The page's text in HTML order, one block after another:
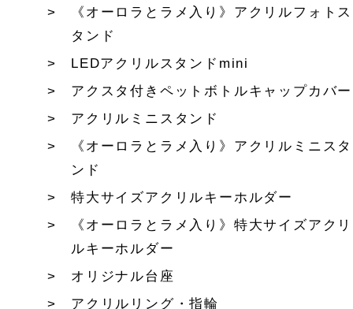
《オーロラとラメ入り》アクリルフォトス
タンド
LEDアクリルスタンドmini
アクスタ付きペットボトルキャップカバー
アクリルミニスタンド
《オーロラとラメ入り》アクリルミニスタ
ンド
特大サイズアクリルキーホルダー
《オーロラとラメ入り》特大サイズアクリ
ルキーホルダー
オリジナル台座
アクリルリング・指輪